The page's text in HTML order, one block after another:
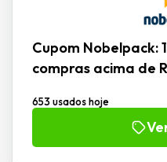
Cupom Nobelpack:
compras acima de
653 usados hoje